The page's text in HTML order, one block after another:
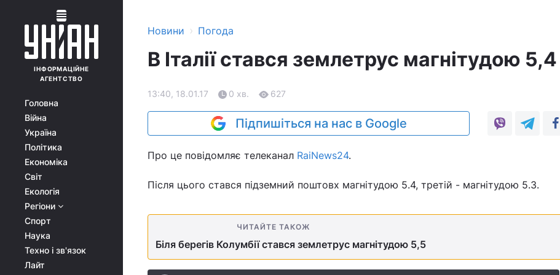
ІНФОРМАЦІЙНЕ
АГЕНТСТВО
Головна
Війна
Україна
Політика
Економіка
Світ
Екологія
Регіони
Спорт
Наука
Техно і зв'язок
Лайт
Новини › Погода
В Італії стався землетрус магнітудою 5,4
13:40, 18.01.17 0 хв. 627
Підпишіться на нас в Google
Про це повідомляє телеканал RaiNews24.
Після цього стався підземний поштовх магнітудою 5.4, третій - магнітудою 5.3.
ЧИТАЙТЕ ТАКОЖ
Біля берегів Колумбії стався землетрус магнітудою 5,5